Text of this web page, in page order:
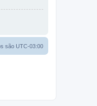
são UTC-03:00